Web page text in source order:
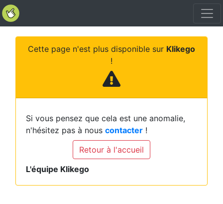
Cette page n'est plus disponible sur Klikego
!
Si vous pensez que cela est une anomalie,
n'hésitez pas à nous contacter !
Retour à l'accueil
L'équipe Klikego